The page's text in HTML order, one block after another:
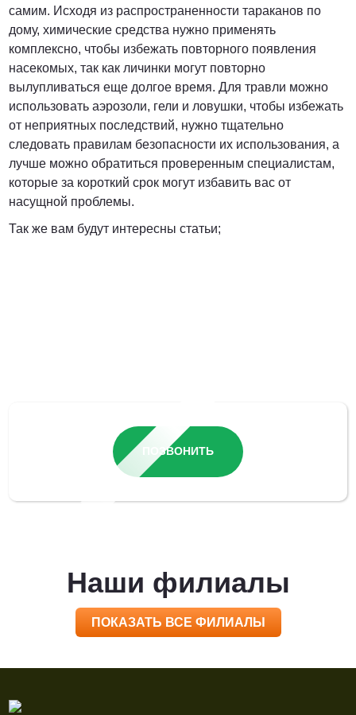
самим. Исходя из распространенности тараканов по
дому, химические средства нужно применять
комплексно, чтобы избежать повторного появления
насекомых, так как личинки могут повторно
вылупливаться еще долгое время. Для травли можно
использовать аэрозоли, гели и ловушки, чтобы избежать
от неприятных последствий, нужно тщательно
следовать правилам безопасности их использования, а
лучше можно обратиться проверенным специалистам,
которые за короткий срок могут избавить вас от
насущной проблемы.
Так же вам будут интересны статьи;
ПОЗВОНИТЬ
Наши филиалы
ПОКАЗАТЬ ВСЕ ФИЛИАЛЫ